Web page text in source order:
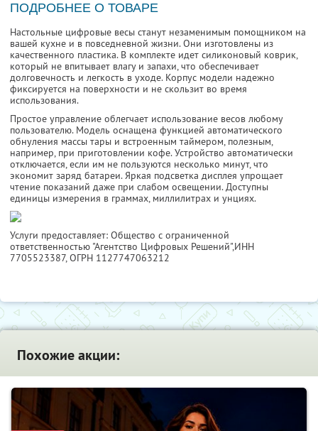
ПОДРОБНЕЕ О ТОВАРЕ
Настольные цифровые весы станут незаменимым помощником на
вашей кухне и в повседневной жизни. Они изготовлены из
качественного пластика. В комплекте идет силиконовый коврик,
который не впитывает влагу и запахи, что обеспечивает
долговечность и легкость в уходе. Корпус модели надежно
фиксируется на поверхности и не скользит во время
использования.
Простое управление облегчает использование весов любому
пользователю. Модель оснащена функцией автоматического
обнуления массы тары и встроенным таймером, полезным,
например, при приготовлении кофе. Устройство автоматически
отключается, если им не пользуются несколько минут, что
экономит заряд батареи. Яркая подсветка дисплея упрощает
чтение показаний даже при слабом освещении. Доступны
единицы измерения в граммах, миллилитрах и унциях.
Услуги предоставляет: Общество с ограниченной
ответственностью "Агентство Цифровых Решений",ИНН
7705523387, ОГРН 1127747063212
Похожие акции: